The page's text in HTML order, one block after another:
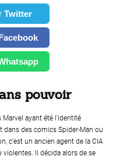
Twitter
pouvoir
ayant été l'identité
des comics Spider-Man ou
c'est un ancien agent de la CIA
Il décida alors de se